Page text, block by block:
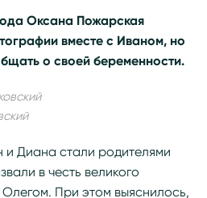
Оксана Пожарская
вместе с Иваном, но
о своей беременности.
и Диана стали родителями
в честь великого
При этом выяснилось,